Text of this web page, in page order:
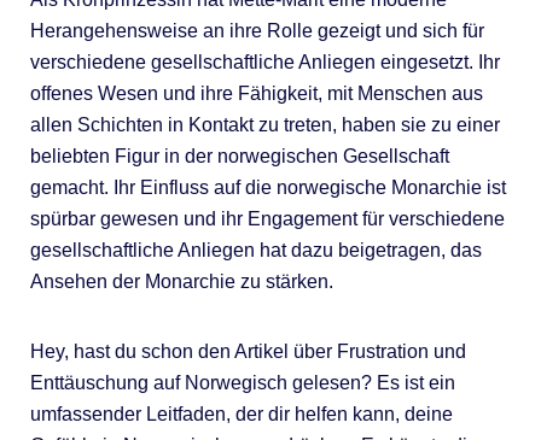
Herangehensweise an ihre Rolle gezeigt und sich für
verschiedene gesellschaftliche Anliegen eingesetzt. Ihr
offenes Wesen und ihre Fähigkeit, mit Menschen aus
allen Schichten in Kontakt zu treten, haben sie zu einer
beliebten Figur in der norwegischen Gesellschaft
gemacht. Ihr Einfluss auf die norwegische Monarchie ist
spürbar gewesen und ihr Engagement für verschiedene
gesellschaftliche Anliegen hat dazu beigetragen, das
Ansehen der Monarchie zu stärken.
Hey, hast du schon den Artikel über Frustration und
Enttäuschung auf Norwegisch gelesen? Es ist ein
umfassender Leitfaden, der dir helfen kann, deine